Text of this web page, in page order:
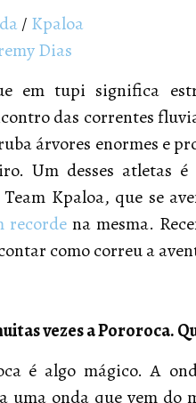
/ Kpaloa
Dias
em tupi significa
das correntes
árvores enormes e
Um desses atletas
Kpaloa, que se
recorde na mesma.
como correu a
vezes a Pororoca.
é algo mágico. A
uma onda que vem